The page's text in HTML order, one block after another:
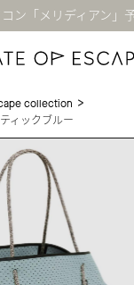
ン「メリディアン」
collection >
ィックブルー